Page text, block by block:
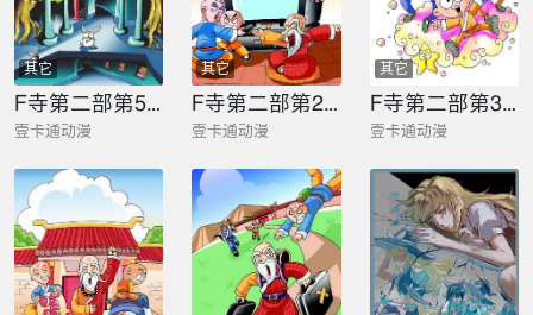
其它
F寺第二部第5册
壹卡通动漫
其它
F寺第二部第2册
壹卡通动漫
其它
F寺第二部第3册
壹卡通动漫